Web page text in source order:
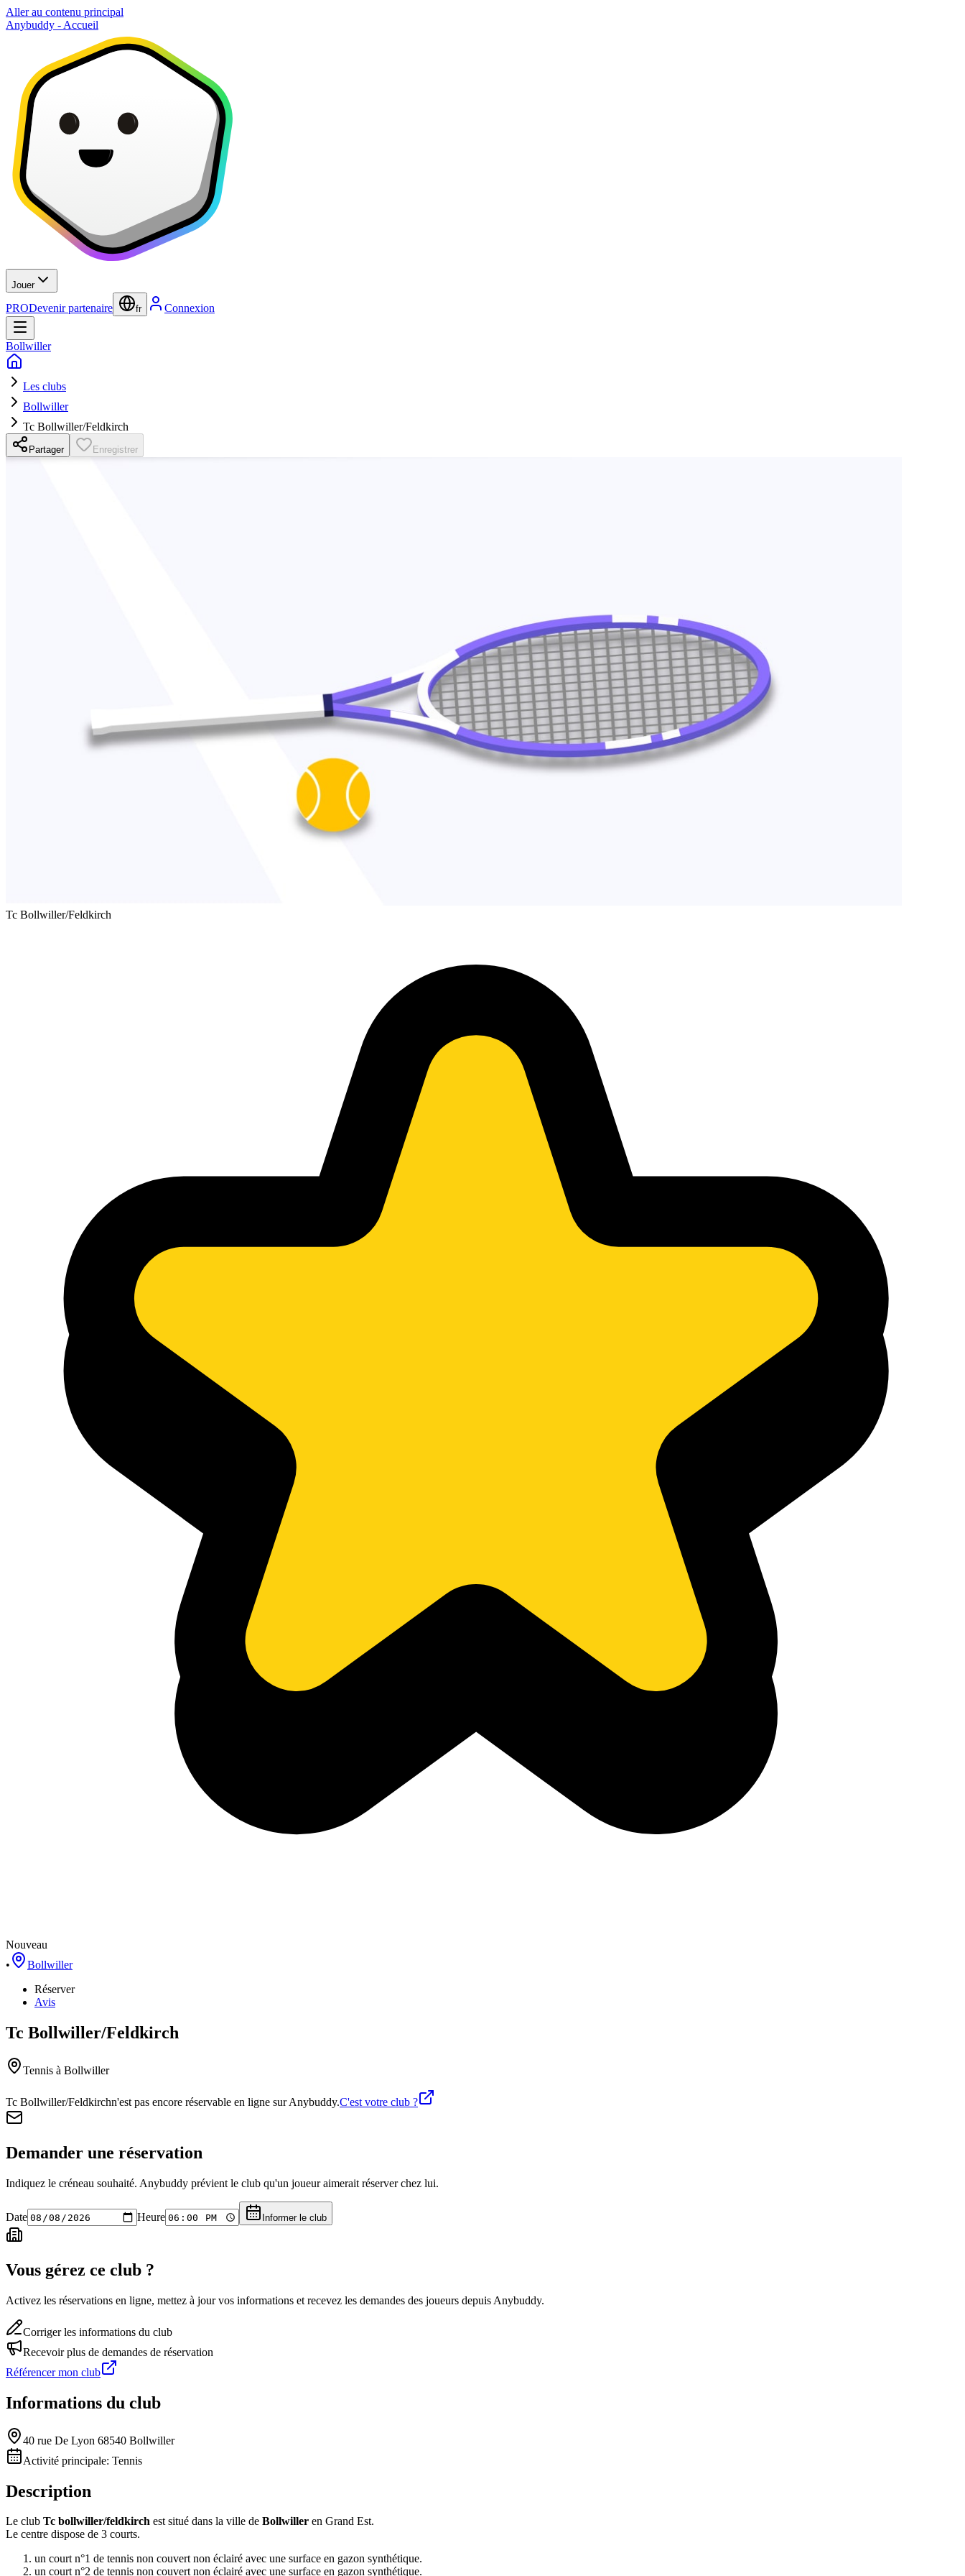
Aller au contenu principal
Anybuddy - Accueil
Jouer
PRODevenir partenaire fr Connexion
Bollwiller
Les clubs
Bollwiller
Tc Bollwiller/Feldkirch
Partager Enregistrer
Tc Bollwiller/Feldkirch
Nouveau
•
Bollwiller
Réserver
Avis
Tc Bollwiller/Feldkirch
Tennis à Bollwiller
Tc Bollwiller/Feldkirchn'est pas encore réservable en ligne sur Anybuddy.C'est votre club ?
Demander une réservation
Indiquez le créneau souhaité. Anybuddy prévient le club qu'un joueur aimerait réserver chez lui.
Date Heure Informer le club
Vous gérez ce club ?
Activez les réservations en ligne, mettez à jour vos informations et recevez les demandes des joueurs depuis Anybuddy.
Corriger les informations du club
Recevoir plus de demandes de réservation
Référencer mon club
Informations du club
40 rue De Lyon 68540 Bollwiller
Activité principale: Tennis
Description
Le club Tc bollwiller/feldkirch est situé dans la ville de Bollwiller en Grand Est.
Le centre dispose de 3 courts.
un court n°1 de tennis non couvert non éclairé avec une surface en gazon synthétique.
un court n°2 de tennis non couvert non éclairé avec une surface en gazon synthétique.